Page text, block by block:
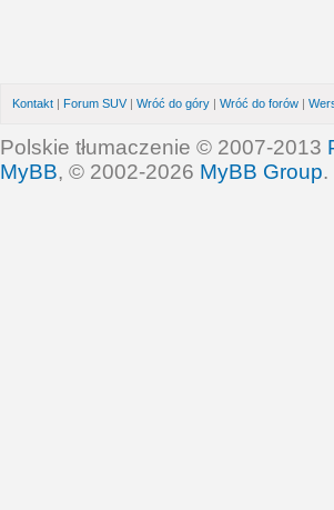
Kontakt | Forum SUV| Wróć do góry | Wróć do forów |
Polskie tłumaczenie © 2007-2013
MyBB, © 2002-2026 MyBB Group.